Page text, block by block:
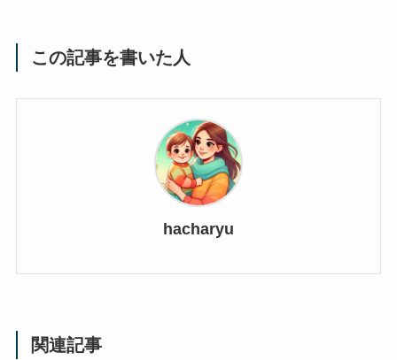
この記事を書いた人
hacharyu
関連記事